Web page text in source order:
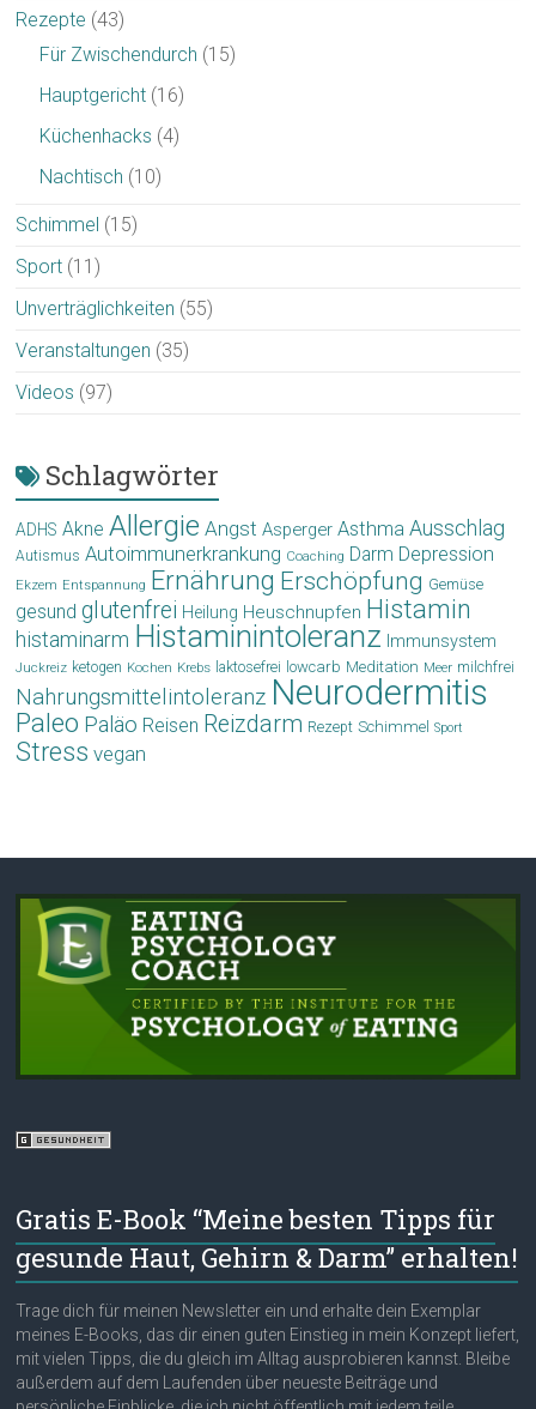
Rezepte (43)
Für Zwischendurch (15)
Hauptgericht (16)
Küchenhacks (4)
Nachtisch (10)
Schimmel (15)
Sport (11)
Unverträglichkeiten (55)
Veranstaltungen (35)
Videos (97)
Schlagwörter
ADHS Akne Allergie Angst Asperger Asthma Ausschlag
Autismus Autoimmunerkrankung Coaching Darm Depression
Ekzem Entspannung Ernährung Erschöpfung Gemüse
gesund glutenfrei Heilung Heuschnupfen Histamin
histaminarm Histaminintoleranz Immunsystem
Juckreiz ketogen Kochen Krebs laktosefrei lowcarb Meditation Meer milchfrei
Nahrungsmittelintoleranz Neurodermitis
Paleo Paläo Reisen Reizdarm Rezept Schimmel Sport
Stress vegan
Gratis E-Book “Meine besten Tipps für
gesunde Haut, Gehirn & Darm” erhalten!
Trage dich für meinen Newsletter ein und erhalte dein Exemplar
meines E-Books, das dir einen guten Einstieg in mein Konzept liefert,
mit vielen Tipps, die du gleich im Alltag ausprobieren kannst. Bleibe
außerdem auf dem Laufenden über neueste Beiträge und